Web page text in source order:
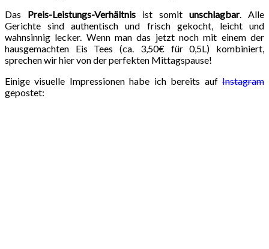
Das Preis-Leistungs-Verhältnis ist somit unschlagbar. Alle
Gerichte sind authentisch und frisch gekocht, leicht und
wahnsinnig lecker. Wenn man das jetzt noch mit einem der
hausgemachten Eis Tees (ca. 3,50€ für 0,5L) kombiniert,
sprechen wir hier von der perfekten Mittagspause!
Einige visuelle Impressionen habe ich bereits auf Instagram
gepostet: